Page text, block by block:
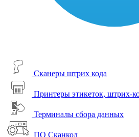
Сканеры штрих кода
Принтеры этикеток, штрих-
Терминалы сбора данных
ПО Сканкод